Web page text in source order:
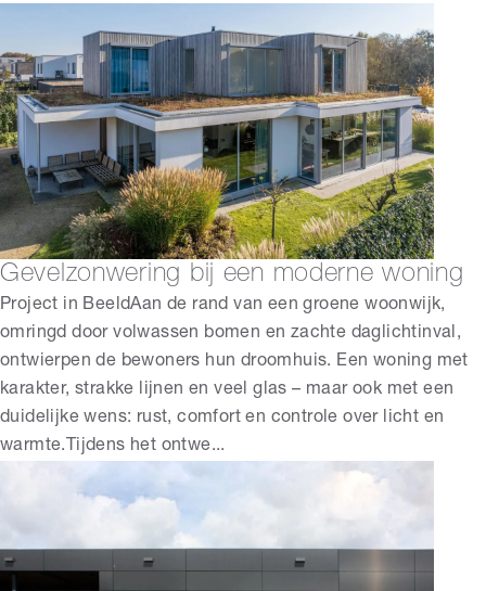
Gevelzonwering bij een moderne woning
Project in BeeldAan de rand van een groene woonwijk,
omringd door volwassen bomen en zachte daglichtinval,
ontwierpen de bewoners hun droomhuis. Een woning met
karakter, strakke lijnen en veel glas – maar ook met een
duidelijke wens: rust, comfort en controle over licht en
warmte.Tijdens het ontwe...